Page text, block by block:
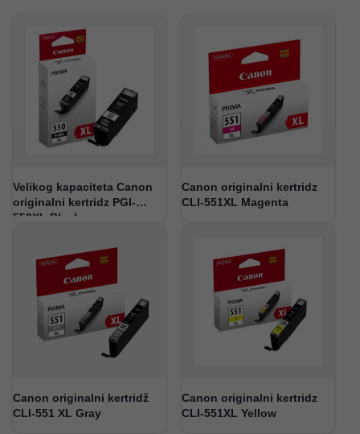
Velikog kapaciteta Canon
originalni kertridz PGI-
550XL Black
Canon originalni kertridz
CLI-551XL Magenta
Canon originalni kertridž
CLI-551 XL Gray
Canon originalni kertridz
CLI-551XL Yellow